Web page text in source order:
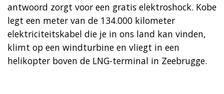
antwoord zorgt voor een gratis elektroshock. Kobe
legt een meter van de 134.000 kilometer
elektriciteitskabel die je in ons land kan vinden,
klimt op een windturbine en vliegt in een
helikopter boven de LNG-terminal in Zeebrugge.